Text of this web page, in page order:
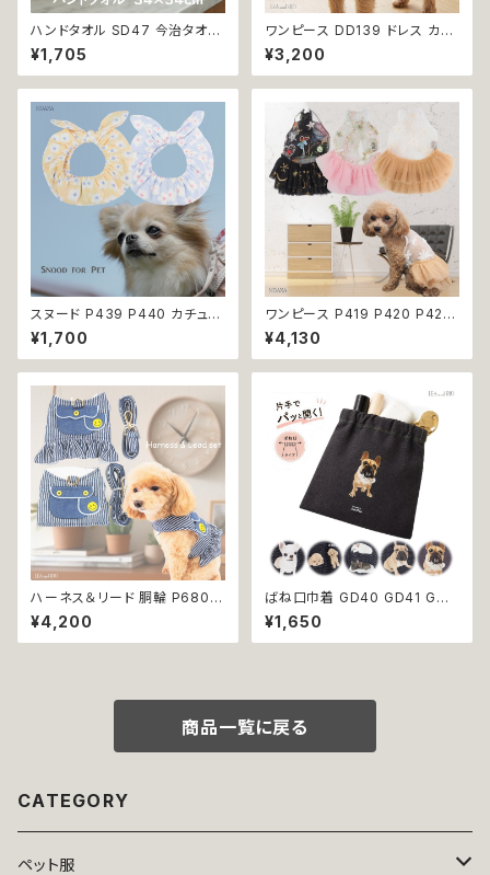
ハンドタオル SD47 今治タオル
タオル 34×34cm Imabari Tir
er 白 アイボリー ラムコ糸 イン
ド綿 贅沢タオル 高級 シンプル
¥1,705
ワンピース DD139 ドレス カジ
ュアル スカート ハンドメイド パ
ピー 小型犬 犬 猫 ペット 服 犬
服 犬の服 猫服 猫の服 ドッグウ
け 返品交換不可
¥3,200
スヌード P439 P440 カチュー
シャ ブルー イエロー 花 フラワ
ー ドッグウェア うさ耳 たれ耳
うさみみ ドッグ ウェア ドッグウ
いい おしゃれ 小型犬 濡れ防止
汚れ防止 返品交換不可
¥1,700
ワンピース P419 P420 P421
シースルー ピンク ブラック ゴー
ルド ドッグウェア 春夏 ドッグウ
エア ドッグ ウェア 犬 猫 ペット
洋服 小型 おしゃれ かわいい 送
料無料 返品交換不可
¥4,130
ハーネス＆リード 胴輪 P680 P
681 ハーネス リード 一体型 セ
ット 引っ張り防止 お出掛け 散
歩 ドッグウエア 犬 猫 ペット 服
¥4,200
ばね口巾着 GD40 GD41 GD4
2 GD43 GD44 わんこポーチ
ポーチ デニム コットン チワワ柄
トイプードル柄 フレンチブルドッ
¥1,650
商品一覧に戻る
CATEGORY
ペット服